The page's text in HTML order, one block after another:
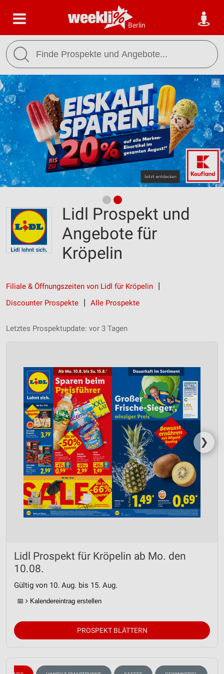
Berlin
Lidl Prospekt und
Angebote für
Kröpelin
Filiale & Öffnungszeiten von Lidl für Kröpelin
Discounter Prospekte
Alle Prospekte
Letztes Prospektupdate: vor 3 Tagen
❯
Lidl Prospekt für Kröpelin ab Mo. den
10.08.
Gültig von 10. Aug. bis 15. Aug.
📅 Kalendereintrag erstellen
PROSPEKT BLÄTTERN